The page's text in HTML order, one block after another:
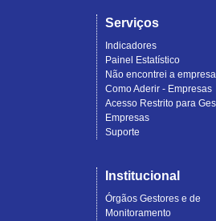
Serviços
Indicadores
Painel Estatístico
Não encontrei a empresa
Como Aderir - Empresas
Acesso Restrito para
Empresas
Suporte
Institucional
Órgãos Gestores e de
Monitoramento